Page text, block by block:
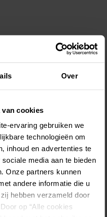
Over
van cookies
ervaring gebruiken we
technologieën om
inhoud en advertenties te
media aan te bieden
Onze partners kunnen
andere informatie die u
hebben verzameld door
op “Alle cookies
op milieuvriendelijkheid,
ongeacht de
en commerciële
een comfortabel en
dagen.
maar ook die van
aan de strengste